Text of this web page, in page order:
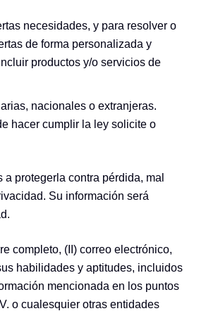
necesidades, y para resolver o
de forma personalizada y
productos y/o servicios de
nacionales o extranjeras.
hacer cumplir la ley solicite o
protegerla contra pérdida, mal
Su información será
completo, (II) correo electrónico,
habilidades y aptitudes, incluidos
mencionada en los puntos
o cualesquier otras entidades